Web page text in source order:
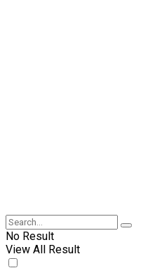
No Result
View All Result